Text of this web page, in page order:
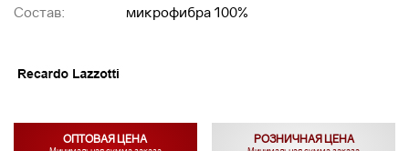
Состав:
микрофибра 100%
ОПТОВАЯ ЦЕНА РОЗНИЧНАЯ ЦЕНА